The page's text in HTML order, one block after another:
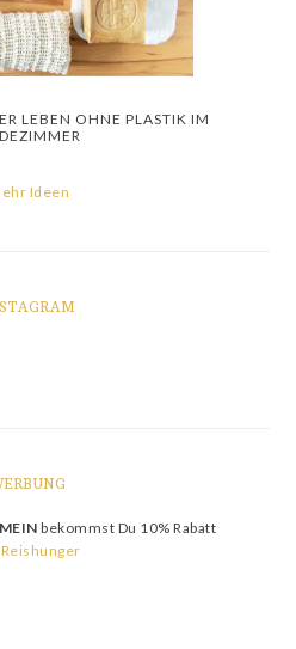
LEBEN OHNE PLASTIK IM
Ideen
bekommst Du 10% Rabatt
Reishunger